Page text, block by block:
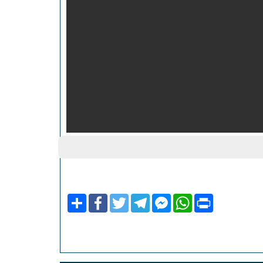
ShareFacebookTwitterTelegramFacebook
Messenger
WhatsApp Print